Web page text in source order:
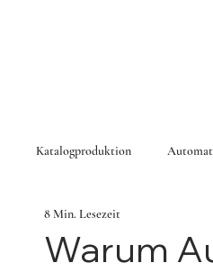
Katalogproduktion
Warum
8 Min. Lesezeit